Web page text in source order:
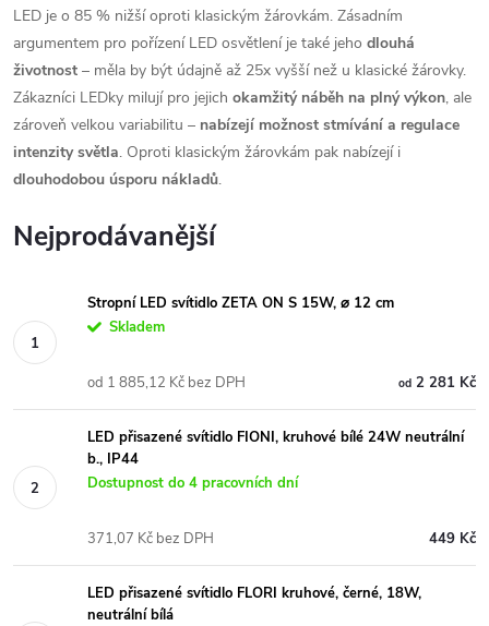
LED je o 85 % nižší oproti klasickým žárovkám. Zásadním
argumentem pro pořízení LED osvětlení je také jeho dlouhá
životnost – měla by být údajně až 25x vyšší než u klasické žárovky.
Zákazníci LEDky milují pro jejich okamžitý náběh na plný výkon, ale
zároveň velkou variabilitu – nabízejí možnost stmívání a regulace
intenzity světla. Oproti klasickým žárovkám pak nabízejí i
dlouhodobou úsporu nákladů.
Nejprodávanější
Stropní LED svítidlo ZETA ON S 15W, ⌀ 12 cm
Skladem
od2 281 Kč
od 1 885,12 Kč bez DPH
LED přisazené svítidlo FIONI, kruhové bílé 24W neutrální
b., IP44
Dostupnost do 4 pracovních dní
449 Kč
371,07 Kč bez DPH
LED přisazené svítidlo FLORI kruhové, černé, 18W,
neutrální bílá